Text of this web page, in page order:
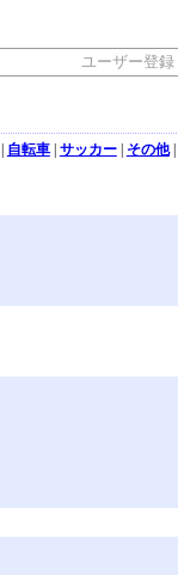
ユーザー登録
自転車| サッカー| その他|